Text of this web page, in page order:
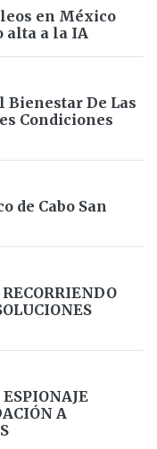
en México
alta a la IA
Bienestar De Las
Condiciones
de Cabo San
A